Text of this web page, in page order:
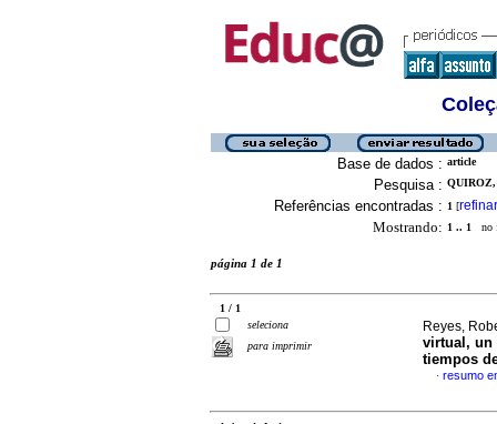
Base de dados : article
Pesquisa :
Referências encontradas : 1 [refinar
Mostrando: 1 .. 1 no
página 1 de 1
1 / 1
seleciona
para imprimir
Reyes,
virtual, un
tiempos
· resumo